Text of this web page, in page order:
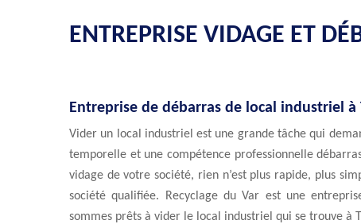
ENTREPRISE VIDAGE ET
Entreprise de débarras de local industriel à
Vider un local industriel est une grande tâche qui
temporelle et une compétence professionnelle
vidage de votre société, rien n’est plus rapide, plus
société qualifiée. Recyclage du Var est une
sommes prêts à vider le local industriel qui se trouve à